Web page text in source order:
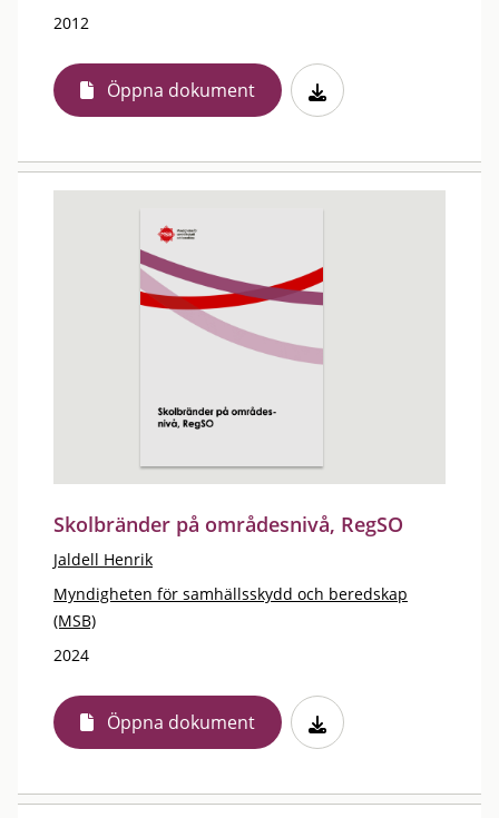
2012
Öppna dokument
Skolbränder på områdesnivå, RegSO
Jaldell Henrik
Myndigheten för samhällsskydd och beredskap
(MSB)
2024
Öppna dokument